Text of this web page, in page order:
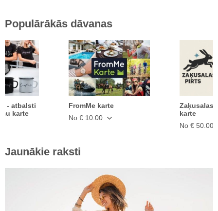
Populārākās dāvanas
- atbalsti
karte
FromMe karte
No € 10.00
Zaķusalas
karte
No € 50.00
Jaunākie raksti